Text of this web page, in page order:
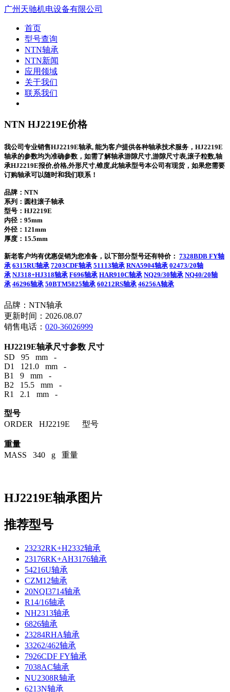
广州天驰机电设备有限公司
首页
型号查询
NTN轴承
NTN新闻
应用领域
关于我们
联系我们
NTN HJ2219E价格
我公司专业销售HJ2219E轴承, 能为客户提供各种轴承技术服务，HJ2219E
轴承的参数均为准确参数，如需了解轴承游隙尺寸,游隙尺寸表,滚子粒数,轴
承HJ2219E报价,价格,外形尺寸,锥度,此轴承型号本公司有现货，如果您需要
订购轴承可以随时和我们联系！
品牌：NTN
系列：圆柱滚子轴承
型号： HJ2219E
内径：95mm
外径：121mm
厚度：15.5mm
新老客户均有优惠促销为您准备，以下部分型号还有特价： 7328BDB FY轴
承 6315RU轴承 7203CDF轴承 51113轴承 RNA5904轴承 02473/20轴
承 NJ318+HJ318轴承 F696轴承 HAR910C轴承 NQ29/30轴承 NQ40/20轴
承 46296轴承 50BTM5825轴承 60212RS轴承 46256A轴承
品牌：NTN轴承
更新时间：2026.08.07
销售电话： 020-36026999
HJ2219E轴承尺寸参数 尺寸
SD 95 mm -
D1 121.0 mm -
B1 9 mm -
B2 15.5 mm -
R1 2.1 mm -
型号
ORDER HJ2219E 型号
重量
MASS 340 g 重量
HJ2219E轴承图片
推荐型号
23232RK+H2332轴承
23176RK+AH3176轴承
54216U轴承
CZM12轴承
20NQI3714轴承
R14/16轴承
NH2313轴承
6826轴承
23284RHA轴承
33262/462轴承
7926CDF FY轴承
7038AC轴承
NU2308R轴承
6213N轴承